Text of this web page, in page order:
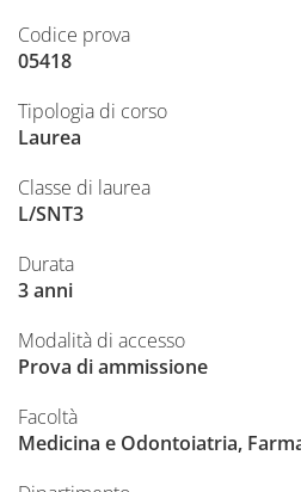
Codice prova
05418
Tipologia di corso
Laurea
Classe di laurea
L/SNT3
Durata
3 anni
Modalità di accesso
Prova di ammissione
Facoltà
Medicina e Odontoiatria,